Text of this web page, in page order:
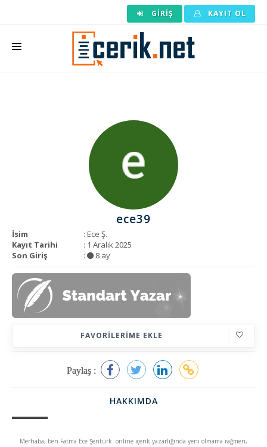
GIRIŞ KAYIT OL
KURUMSAL
ece39
İsim
: Ece Ş.
Kayıt Tarihi
: 1 Aralık 2025
Son Giriş
: 8 ay
FAVORILERIME EKLE
Paylaş :
HAKKIMDA
Merhaba, ben Fatma Ece Şentürk. online içerik yazarlığında yeni olmama rağmen,